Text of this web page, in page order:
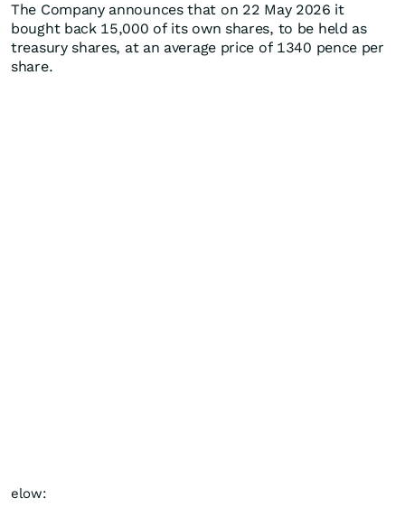
The Company announces that on 22 May 2026 it
bought back 15,000 of its own shares, to be held as
treasury shares, at an average price of 1340 pence per
share.
elow: